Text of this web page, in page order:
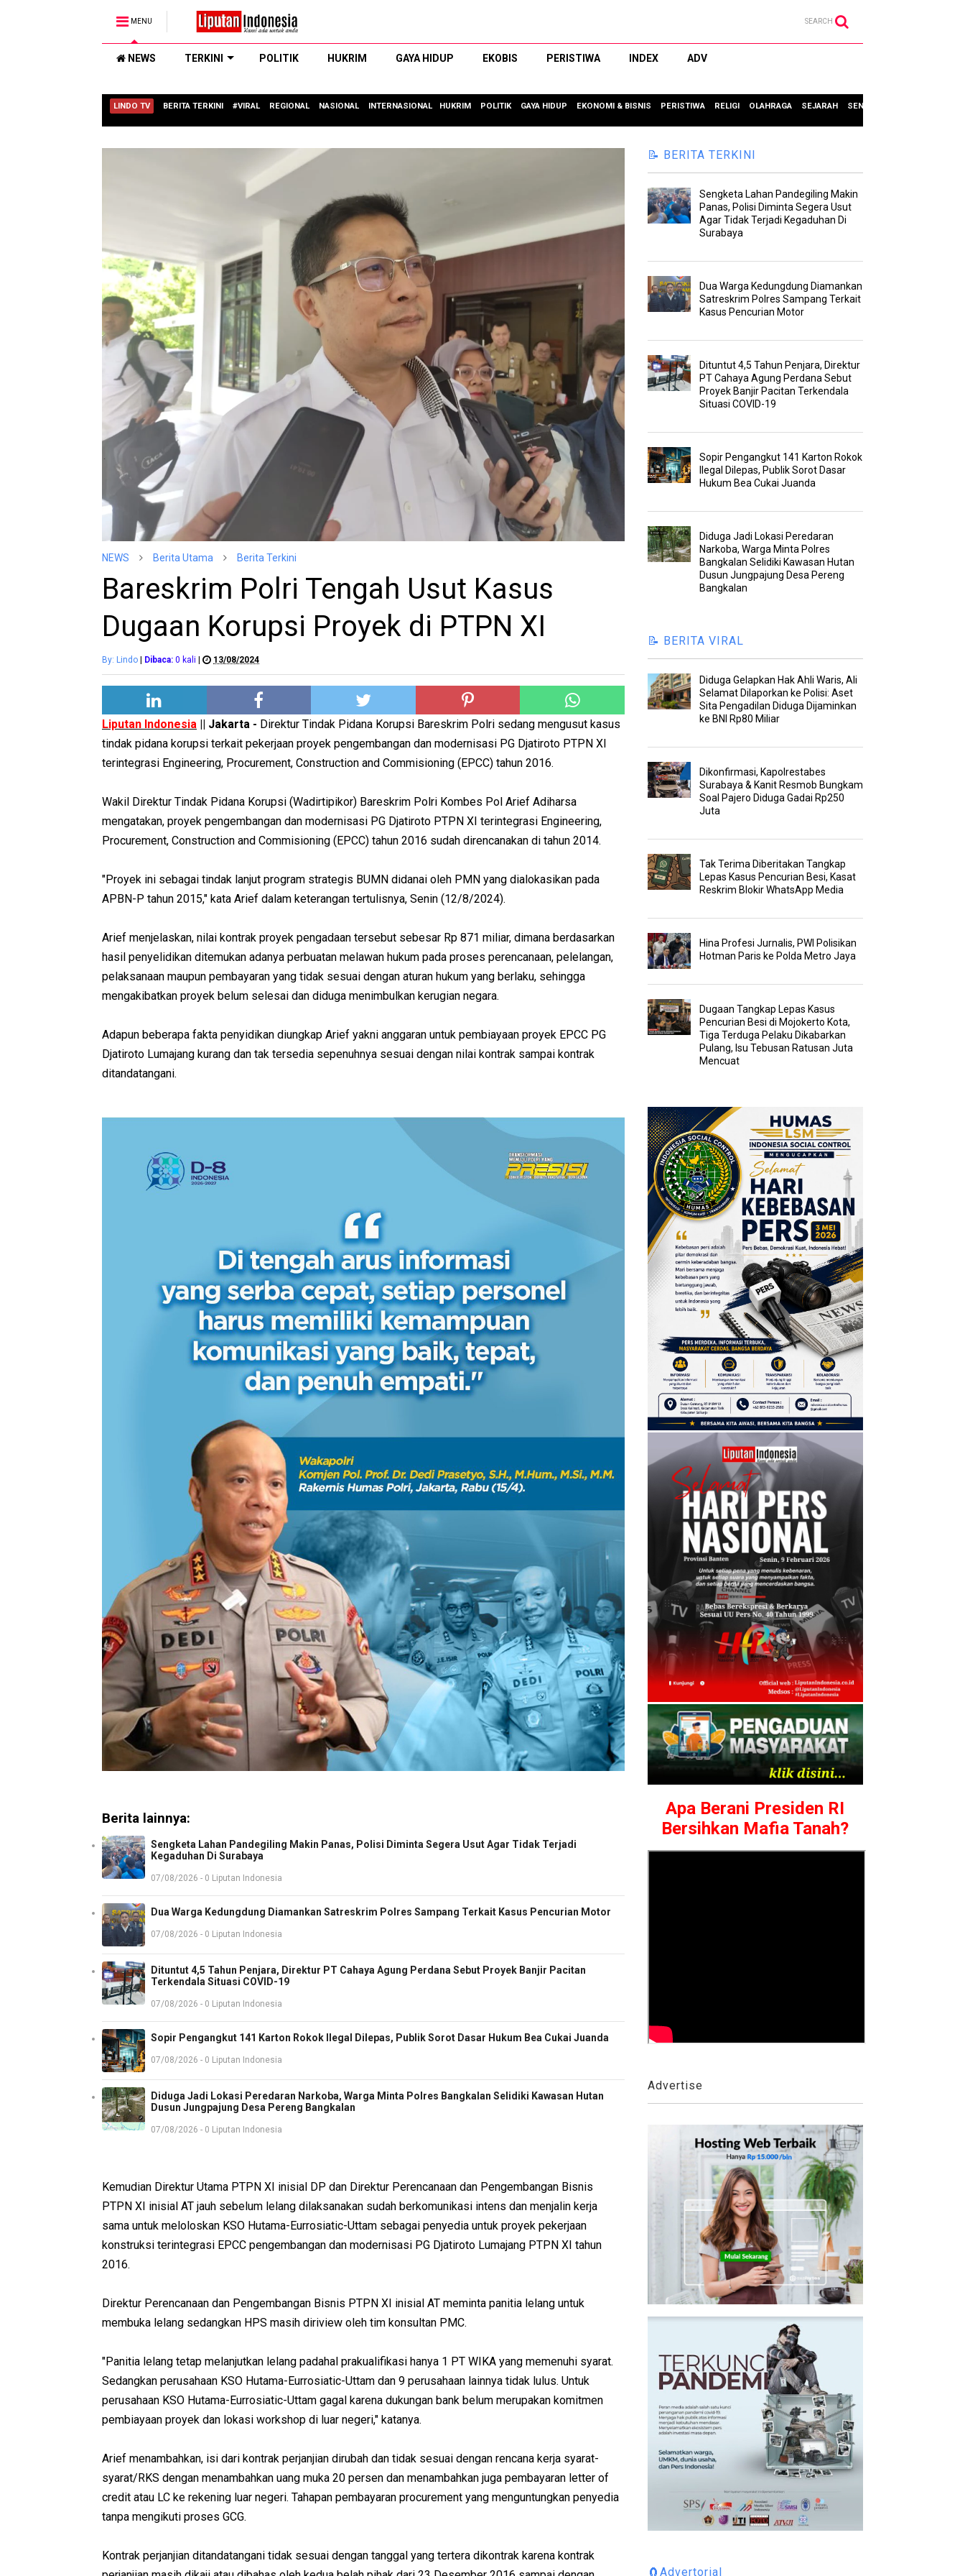
MENU SEARCH
NEWS TERKINI POLITIK HUKRIM GAYA HIDUP EKOBIS PERISTIWA INDEX ADV
LINDO TV BERITA TERKINI #VIRAL REGIONAL NASIONAL INTERNASIONAL HUKRIM POLITIK GAYA HIDUP EKONOMI & BISNIS PERISTIWA RELIGI OLAHRAGA SEJARAH SENI & BUDAYA
NEWS Berita Utama Berita Terkini
Bareskrim Polri Tengah Usut Kasus
Dugaan Korupsi Proyek di PTPN XI
By: Lindo | Dibaca: 0 kali | 13/08/2024
Liputan Indonesia || Jakarta - Direktur Tindak Pidana Korupsi Bareskrim Polri sedang mengusut kasus
tindak pidana korupsi terkait pekerjaan proyek pengembangan dan modernisasi PG Djatiroto PTPN XI
terintegrasi Engineering, Procurement, Construction and Commisioning (EPCC) tahun 2016.
Wakil Direktur Tindak Pidana Korupsi (Wadirtipikor) Bareskrim Polri Kombes Pol Arief Adiharsa
mengatakan, proyek pengembangan dan modernisasi PG Djatiroto PTPN XI terintegrasi Engineering,
Procurement, Construction and Commisioning (EPCC) tahun 2016 sudah direncanakan di tahun 2014.
"Proyek ini sebagai tindak lanjut program strategis BUMN didanai oleh PMN yang dialokasikan pada
APBN-P tahun 2015," kata Arief dalam keterangan tertulisnya, Senin (12/8/2024).
Arief menjelaskan, nilai kontrak proyek pengadaan tersebut sebesar Rp 871 miliar, dimana berdasarkan
hasil penyelidikan ditemukan adanya perbuatan melawan hukum pada proses perencanaan, pelelangan,
pelaksanaan maupun pembayaran yang tidak sesuai dengan aturan hukum yang berlaku, sehingga
mengakibatkan proyek belum selesai dan diduga menimbulkan kerugian negara.
Adapun beberapa fakta penyidikan diungkap Arief yakni anggaran untuk pembiayaan proyek EPCC PG
Djatiroto Lumajang kurang dan tak tersedia sepenuhnya sesuai dengan nilai kontrak sampai kontrak
ditandatangani.
Berita lainnya:
Sengketa Lahan Pandegiling Makin Panas, Polisi Diminta Segera Usut Agar Tidak Terjadi
Kegaduhan Di Surabaya
07/08/2026 - 0 Liputan Indonesia
Dua Warga Kedungdung Diamankan Satreskrim Polres Sampang Terkait Kasus Pencurian Motor
07/08/2026 - 0 Liputan Indonesia
Dituntut 4,5 Tahun Penjara, Direktur PT Cahaya Agung Perdana Sebut Proyek Banjir Pacitan
Terkendala Situasi COVID-19
07/08/2026 - 0 Liputan Indonesia
Sopir Pengangkut 141 Karton Rokok Ilegal Dilepas, Publik Sorot Dasar Hukum Bea Cukai Juanda
07/08/2026 - 0 Liputan Indonesia
Diduga Jadi Lokasi Peredaran Narkoba, Warga Minta Polres Bangkalan Selidiki Kawasan Hutan
Dusun Jungpajung Desa Pereng Bangkalan
07/08/2026 - 0 Liputan Indonesia
Kemudian Direktur Utama PTPN XI inisial DP dan Direktur Perencanaan dan Pengembangan Bisnis
PTPN XI inisial AT jauh sebelum lelang dilaksanakan sudah berkomunikasi intens dan menjalin kerja
sama untuk meloloskan KSO Hutama-Eurrosiatic-Uttam sebagai penyedia untuk proyek pekerjaan
konstruksi terintegrasi EPCC pengembangan dan modernisasi PG Djatiroto Lumajang PTPN XI tahun
2016.
Direktur Perencanaan dan Pengembangan Bisnis PTPN XI inisial AT meminta panitia lelang untuk
membuka lelang sedangkan HPS masih diriview oleh tim konsultan PMC.
"Panitia lelang tetap melanjutkan lelang padahal prakualifikasi hanya 1 PT WIKA yang memenuhi syarat.
Sedangkan perusahaan KSO Hutama-Eurrosiatic-Uttam dan 9 perusahaan lainnya tidak lulus. Untuk
perusahaan KSO Hutama-Eurrosiatic-Uttam gagal karena dukungan bank belum merupakan komitmen
pembiayaan proyek dan lokasi workshop di luar negeri," katanya.
Arief menambahkan, isi dari kontrak perjanjian dirubah dan tidak sesuai dengan rencana kerja syarat-
syarat/RKS dengan menambahkan uang muka 20 persen dan menambahkan juga pembayaran letter of
credit atau LC ke rekening luar negeri. Tahapan pembayaran procurement yang menguntungkan penyedia
tanpa mengikuti proses GCG.
Kontrak perjanjian ditandatangani tidak sesuai dengan tanggal yang tertera dikontrak karena kontrak
📝 BERITA TERKINI
Sengketa Lahan Pandegiling Makin
Panas, Polisi Diminta Segera Usut
Agar Tidak Terjadi Kegaduhan Di
Surabaya
Dua Warga Kedungdung Diamankan
Satreskrim Polres Sampang Terkait
Kasus Pencurian Motor
Dituntut 4,5 Tahun Penjara, Direktur
PT Cahaya Agung Perdana Sebut
Proyek Banjir Pacitan Terkendala
Situasi COVID-19
Sopir Pengangkut 141 Karton Rokok
Ilegal Dilepas, Publik Sorot Dasar
Hukum Bea Cukai Juanda
Diduga Jadi Lokasi Peredaran
Narkoba, Warga Minta Polres
Bangkalan Selidiki Kawasan Hutan
Dusun Jungpajung Desa Pereng
Bangkalan
📝 BERITA VIRAL
Diduga Gelapkan Hak Ahli Waris, Ali
Selamat Dilaporkan ke Polisi: Aset
Sita Pengadilan Diduga Dijaminkan
ke BNI Rp80 Miliar
Dikonfirmasi, Kapolrestabes
Surabaya & Kanit Resmob Bungkam
Soal Pajero Diduga Gadai Rp250
Juta
Tak Terima Diberitakan Tangkap
Lepas Kasus Pencurian Besi, Kasat
Reskrim Blokir WhatsApp Media
Hina Profesi Jurnalis, PWI Polisikan
Hotman Paris ke Polda Metro Jaya
Dugaan Tangkap Lepas Kasus
Pencurian Besi di Mojokerto Kota,
Tiga Terduga Pelaku Dikabarkan
Pulang, Isu Tebusan Ratusan Juta
Mencuat
Apa Berani Presiden RI
Bersihkan Mafia Tanah?
Advertise
🧲Advertorial